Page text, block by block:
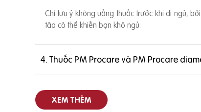
Chỉ lưu ý không uống thuốc trước khi đi ngủ,
táo có thể khiến bạn khó ngủ.
4. Thuốc PM Procare và PM Procare
XEM THÊM